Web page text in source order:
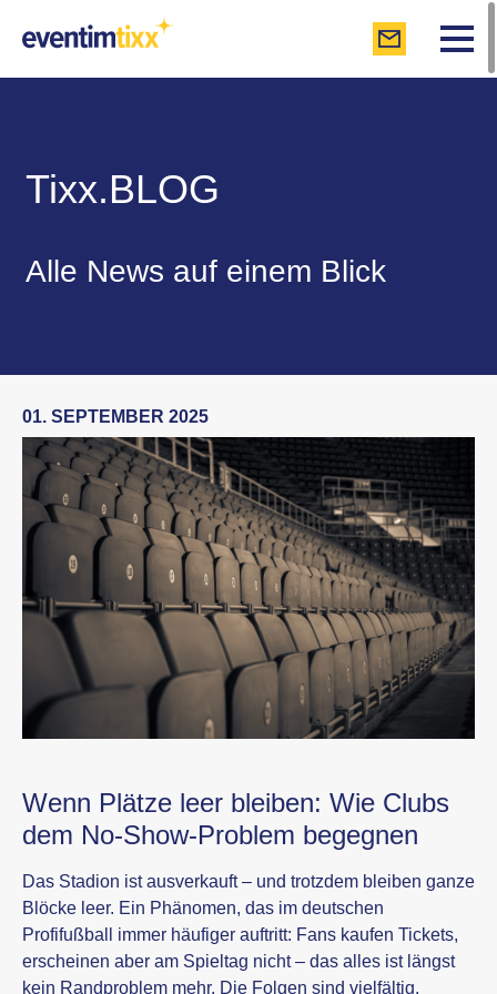
Tixx.BLOG
Alle News auf einem Blick
01. SEPTEMBER 2025
Wenn Plätze leer bleiben: Wie Clubs
dem No-Show-Problem begegnen
Das Stadion ist ausverkauft – und trotzdem bleiben ganze
Blöcke leer. Ein Phänomen, das im deutschen
Profifußball immer häufiger auftritt: Fans kaufen Tickets,
erscheinen aber am Spieltag nicht – das alles ist längst
kein Randproblem mehr. Die Folgen sind vielfältig.